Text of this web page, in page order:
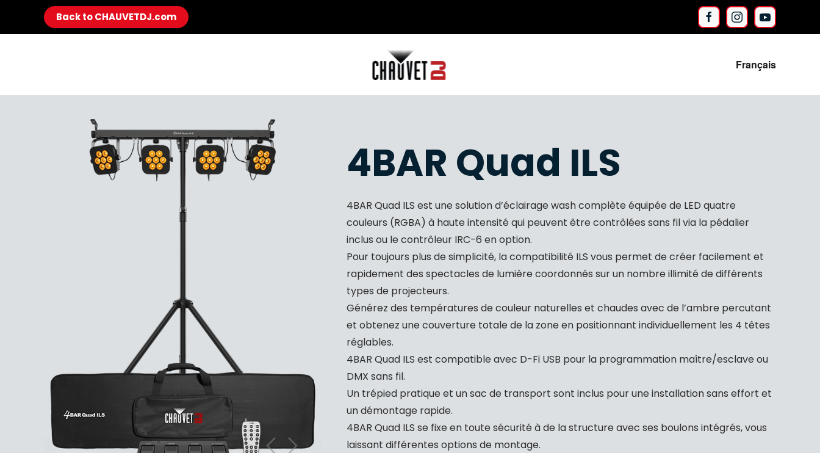
Skip to main content
Back to CHAUVETDJ.com
Français
4BAR Quad ILS
4BAR Quad ILS est une solution d’éclairage wash complète équipée de LED quatre
couleurs (RGBA) à haute intensité qui peuvent être contrôlées sans fil via la pédalier
inclus ou le contrôleur IRC-6 en option.
Pour toujours plus de simplicité, la compatibilité ILS vous permet de créer facilement et
rapidement des spectacles de lumière coordonnés sur un nombre illimité de différents
types de projecteurs.
Générez des températures de couleur naturelles et chaudes avec de l’ambre percutant
et obtenez une couverture totale de la zone en positionnant individuellement les 4 têtes
réglables.
4BAR Quad ILS est compatible avec D-Fi USB pour la programmation maître/esclave ou
DMX sans fil.
Un trépied pratique et un sac de transport sont inclus pour une installation sans effort et
un démontage rapide.
4BAR Quad ILS se fixe en toute sécurité à de la structure avec ses boulons intégrés, vous
laissant différentes options de montage.